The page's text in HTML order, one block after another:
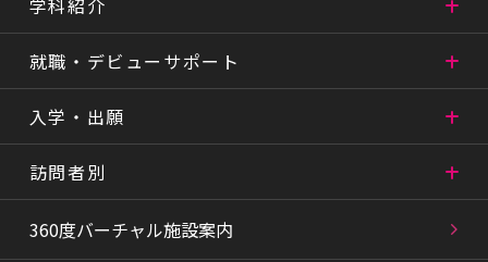
学科紹介
就職・デビューサポート
入学・出願
訪問者別
360度バーチャル施設案内